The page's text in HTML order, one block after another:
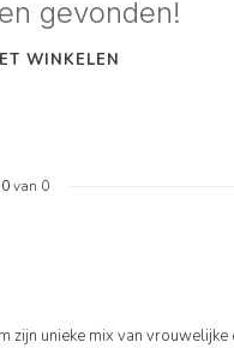
gevonden!
WINKELEN
0van 0
zijn unieke mix van